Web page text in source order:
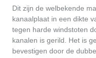
Dit zijn de welbekende
kanaalplaat in een dikte
tegen harde windstoten
kanalen is gerild. Het is
bevestigen door de